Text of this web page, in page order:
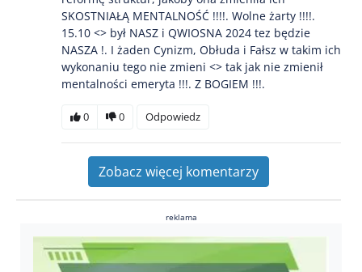
SKOSTNIAŁĄ MENTALNOŚĆ !!!!. Wolne żarty !!!!.
15.10 <> był NASZ i QWIOSNA 2024 tez będzie
NASZA !. I żaden Cynizm, Obłuda i Fałsz w takim ich
wykonaniu tego nie zmieni <> tak jak nie zmienił
mentalności emeryta !!!. Z BOGIEM !!!.
0 0 Odpowiedz
Zobacz więcej komentarzy
reklama